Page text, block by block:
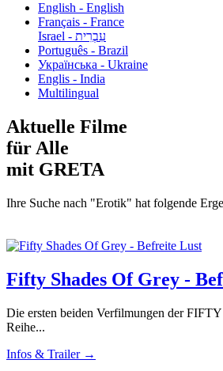
English - English
Français - France
עִבְרִית - Israel
Português - Brazil
Українська - Ukraine
Englis - India
Multilingual
Aktuelle Filme
für Alle
mit GRETA
Ihre Suche nach "Erotik" hat folgende
Fifty Shades Of Grey -
Die ersten beiden Verfilmungen der
Reihe...
Infos & Trailer →